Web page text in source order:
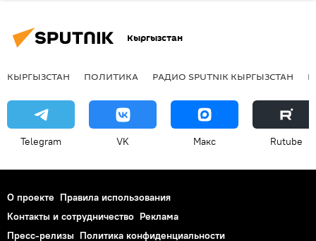
Кыргызстан
КЫРГЫЗСТАН ПОЛИТИКА РАДИО SPUTNIK КЫРГЫЗСТАН
Telegram VK Макс Rutube
О проекте Правила использования
Контакты и сотрудничество Реклама
Пресс-релизы Политика конфиденциальности